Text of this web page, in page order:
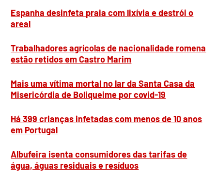
Espanha desinfeta praia com lixívia e destrói o
areal
Trabalhadores agrícolas de nacionalidade romena
estão retidos em Castro Marim
Mais uma vítima mortal no lar da Santa Casa da
Misericórdia de Boliqueime por covid-19
Há 399 crianças infetadas com menos de 10 anos
em Portugal
Albufeira isenta consumidores das tarifas de
água, águas residuais e resíduos